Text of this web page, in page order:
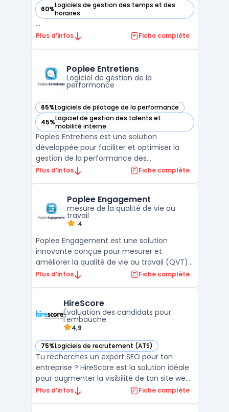
60%Logiciels de gestion des temps et des
horaires
— voir AgileTime dans cette catégorie
...
Plus d’infos Fiche complète
Poplee Entretiens
Logiciel de gestion de la
performance
65%Logiciels de pilotage de la performance
— voir Poplee Entretiens dans cette catégorie
45%Logiciel de gestion des talents et
mobilité interne
— voir Poplee Entretiens dans cette catégorie
Poplee Entretiens est une solution
développée pour faciliter et optimiser la
gestion de la performance des
collaborateurs au sein des entreprises. Il
professionnels. Que ce soit pour les
entretiens annuels, les éva ...
Plus d’infos Fiche complète
Poplee Engagement
mesure de la qualité de vie au
travail
4
Poplee Engagement est une solution
innovante conçue pour mesurer et
améliorer la qualité de vie au travail (QVT)
au sein des organisations. Grâce à son
collaborateurs, identifier les domaines
d'amélioration et mettre e ...
Plus d’infos Fiche complète
HireScore
Évaluation des candidats pour
l'embauche
4,9
75%Logiciels de recrutement (ATS)
— voir HireScore dans cette catégorie
Tu recherches un expert SEO pour ton
entreprise ? HireScore est la solution idéale
pour augmenter la visibilité de ton site web
sur les moteurs de recherche. Nous
Plus d’infos Fiche complète